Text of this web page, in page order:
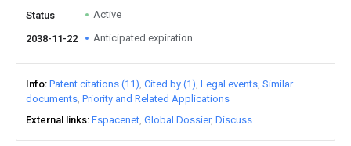
Status Active
2038-11-22 Anticipated expiration
Info Patent citations (11) Cited by (1) Legal events Similar
documents Priority and Related Applications
External links Espacenet Global Dossier Discuss